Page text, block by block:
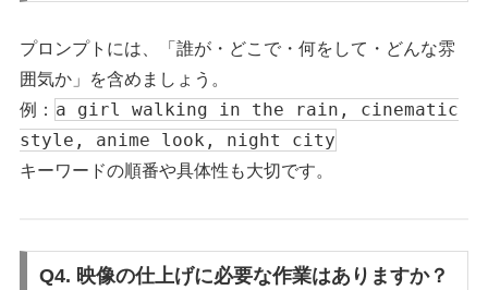
プロンプトには、「誰が・どこで・何をして・どんな雰
囲気か」を含めましょう。
例： a girl walking in the rain, cinematic
style, anime look, night city
キーワードの順番や具体性も大切です。
Q4. 映像の仕上げに必要な作業はありますか？